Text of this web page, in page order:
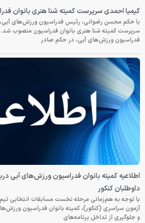
کیمیا احمدی سرپرست کمیته شنا هنری بانوان
با حکم محسن رضوانی، رئیس فدراسیون ورزش‌های آبی،
سرپرست کمیته شنا هنری بانوان فدراسیون منصوب شد.
فدراسیون ورزش‌های آبی، در حکم صادر
اطلاعیه کمیته بانوان فدراسیون ورزش‌های آبی
داوطلبان کنکور
با توجه به هم‌زمانی مرحله نخست مسابقات انتخابی تیم
آزمون سراسری (کنکور)، کمیته بانوان فدراسیون
و جلوگیری از تداخل برنامه‌های